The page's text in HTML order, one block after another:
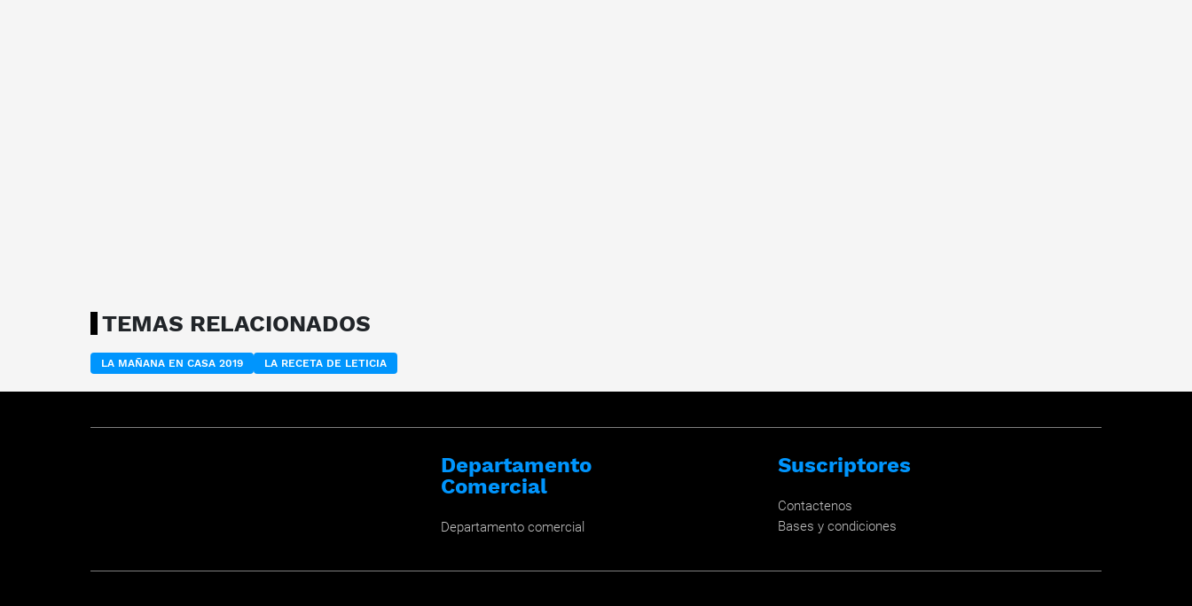
TEMAS RELACIONADOS
LA MAÑANA EN CASA 2019 LA RECETA DE LETICIA
Departamento
Comercial
Departamento comercial
Suscriptores
Contactenos
Bases y condiciones